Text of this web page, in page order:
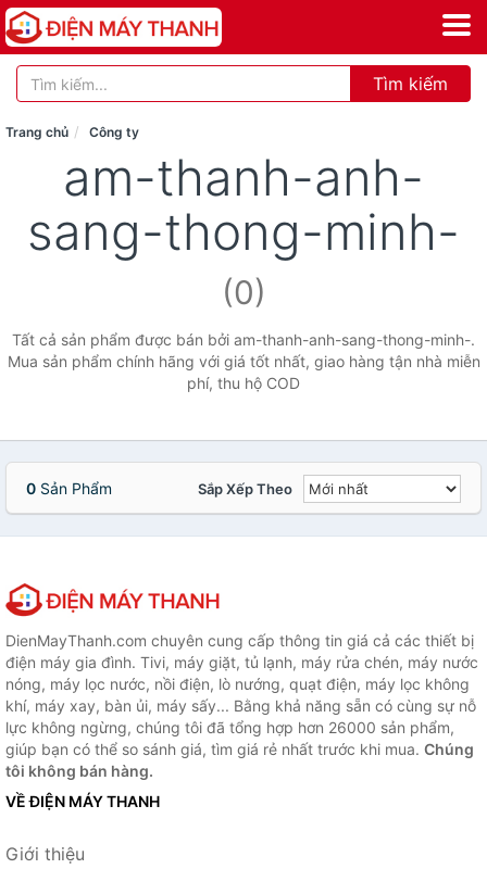
Tìm kiếm
Trang chủ Công ty
am-thanh-anh-
sang-thong-minh-
(0)
Tất cả sản phẩm được bán bởi am-thanh-anh-sang-thong-minh-.
Mua sản phẩm chính hãng với giá tốt nhất, giao hàng tận nhà miễn
phí, thu hộ COD
0 Sản Phẩm Sắp Xếp Theo
DienMayThanh.com chuyên cung cấp thông tin giá cả các thiết bị
điện máy gia đình. Tivi, máy giặt, tủ lạnh, máy rửa chén, máy nước
nóng, máy lọc nước, nồi điện, lò nướng, quạt điện, máy lọc không
khí, máy xay, bàn ủi, máy sấy... Bằng khả năng sẵn có cùng sự nỗ
lực không ngừng, chúng tôi đã tổng hợp hơn 26000 sản phẩm,
giúp bạn có thể so sánh giá, tìm giá rẻ nhất trước khi mua. Chúng
tôi không bán hàng.
VỀ ĐIỆN MÁY THANH
Giới thiệu